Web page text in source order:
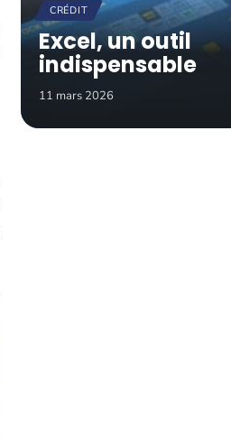
CRÉDIT
Excel, un outil
indispensable
11 mars 2026